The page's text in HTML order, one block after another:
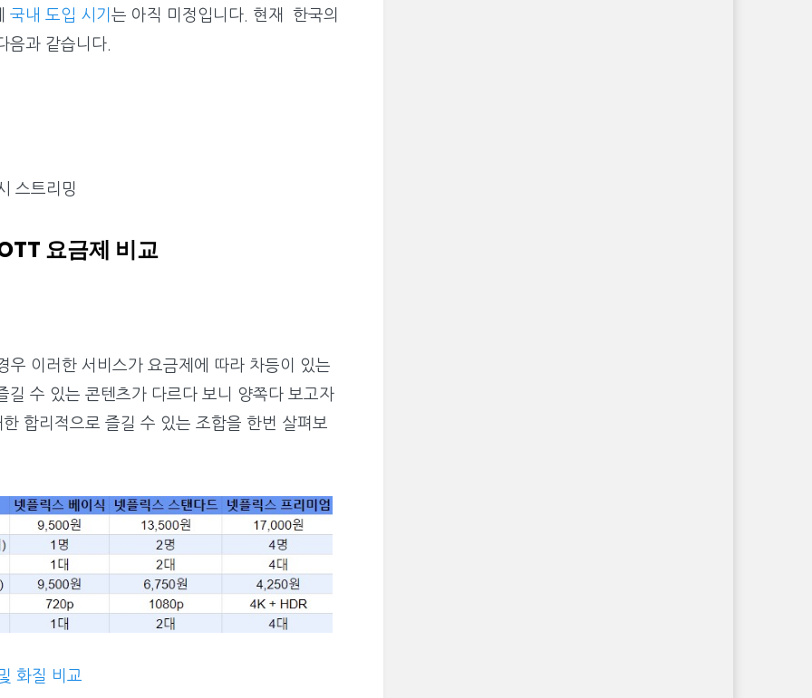
국내 도입 시기 는 아직 미정입니다. 현재 한국의
음과 같습니다.
스트리밍
요금제 비교
우 이러한 서비스가 요금제에 따라 차등이 있는
길 수 있는 콘텐츠가 다르다 보니 양쪽다 보고자
합리적으로 즐길 수 있는 조합을 한번 살펴보
화질 비교